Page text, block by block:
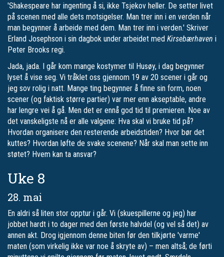
'Shakespeare har ingenting å si, ikke Tsjekov heller. De setter livet
på scenen med alle dets motsigelser. Man trer inn i en verden når
man begynner å arbeide med dem. Man trer inn i verden.' Skriver
Erland Josephson i sin dagbok under arbeidet med Kirsebærhaven i
Peter Brooks regi.
Jada, jada. I går kom mange kostymer til Husøy, i dag begynner
lyset å vise seg. Vi tråklet oss gjennom 19 av 20 scener i går og
jeg sov rolig i natt. Mange ting begynner å finne sin form, noen
scener (og faktisk større partier) var mer enn akseptable, andre
har lengre vei å gå. Men det er ennå god tid til premieren. Noe av
det vanskeligste nå er alle valgene: Hva skal vi bruke tid på?
Hvordan organisere den resterende arbeidstiden? Hvor bør det
kuttes? Hvordan løfte de svake scenene? Når skal man sette inn
støtet? Hvem kan ta ansvar?
Uke 8
28. mai
En aldri så liten stor opptur i går. Vi (skuespillerne og jeg) har
jobbet hardt i to dager med den første halvdel (og vel så det) av
annen akt. Drog igjennom denne biten før den tilkjørte 'varme'
maten (som virkelig ikke var noe å skryte av) – men altså; de førti